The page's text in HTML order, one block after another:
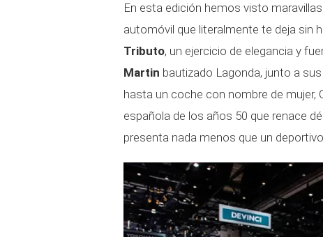
En esta edición hemos visto
automóvil que literalmente te deja sin
Tributo, un ejercicio de elegancia y
Martin bautizado Lagonda, junto a
hasta un coche con nombre de mujer,
española de los años 50 que renace
presenta nada menos que un